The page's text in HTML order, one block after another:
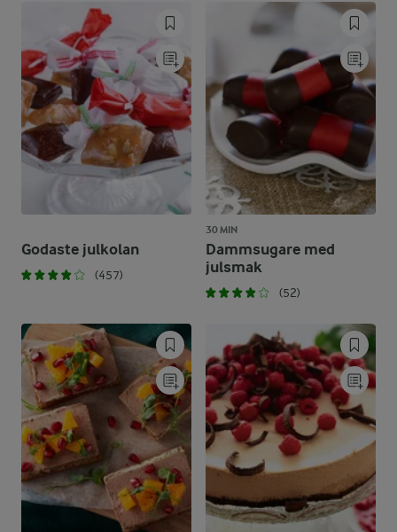
Godaste julkolan
(457)
30 MIN
Dammsugare med
julsmak
(52)